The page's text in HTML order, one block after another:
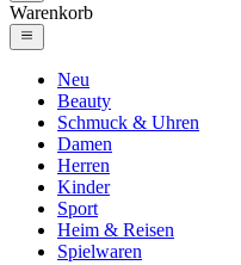
Warenkorb
Neu
Beauty
Schmuck & Uhren
Damen
Herren
Kinder
Sport
Heim & Reisen
Spielwaren